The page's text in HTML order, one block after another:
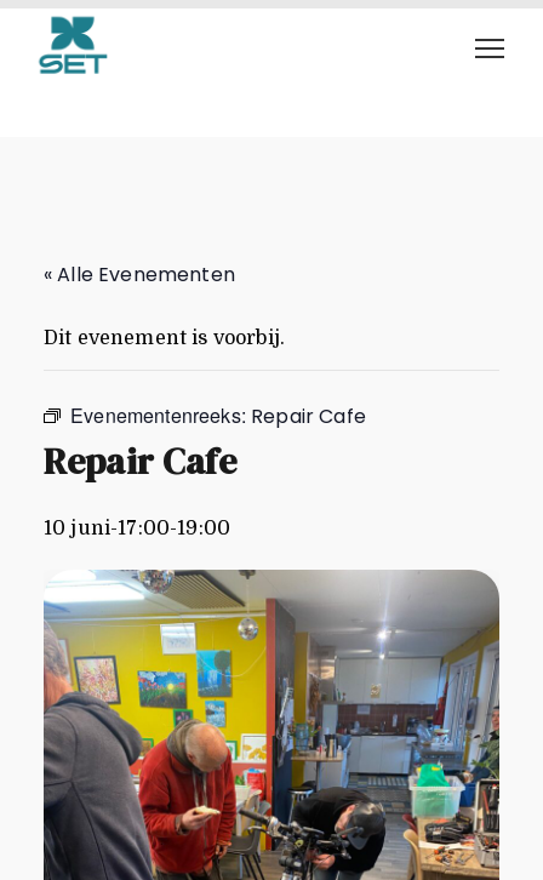
Repair Cafe
« Alle Evenementen
Dit evenement is voorbij.
Evenementenreeks: Repair Cafe
Repair Cafe
10 juni-17:00-19:00